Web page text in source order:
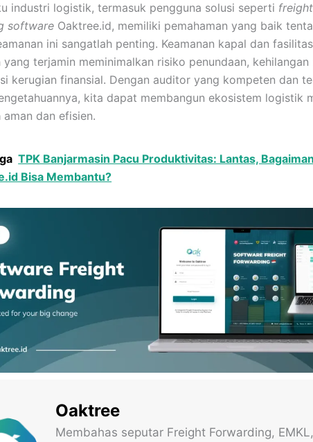
industri logistik, termasuk pengguna solusi seperti freight
software Oaktree.id, memiliki pemahaman yang baik
ini sangatlah penting. Keamanan kapal dan fasilitas
yang terjamin meminimalkan risiko penundaan, kehilangan
kerugian finansial. Dengan auditor yang kompeten dan
kita dapat membangun ekosistem logistik
dan efisien.
TPK Banjarmasin Pacu Produktivitas: Lantas,
Bisa Membantu?
Oaktree
Membahas seputar Freight Forwarding, EMKL,